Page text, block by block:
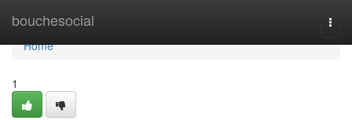
bouchesocial
Home
Home
1